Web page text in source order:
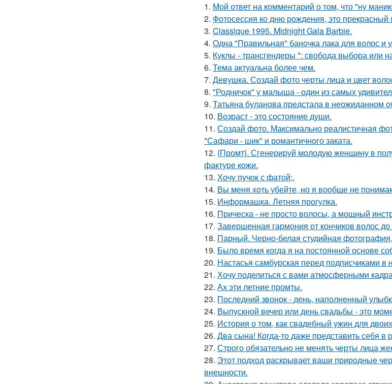
1. Мой ответ на комментарий о том, что "ну
2. Фотосессия ко дню рождения, это
3. Classique 1995. Midnight Gala Barbie.
4. Одна "Правильная" баночка лака для волос и
5. Куклы - трансгендеры *: свобода выбора или
6. Тема актуальна более чем.
7. Девушка. Создай фото черты лица и цвет
8. "Родничок" у малыша - один из самых
9. Татьяна буланова предстала в неожиданном
10. Возраст - это состояние души.
11. Создай фото. Максимально реалистичная
"Сафари - шик" и романтичного заката.
12. {Промт}. Сгенерируй молодую женщину в
фактуре кожи.
13. Хочу пучок с фатой;.
14. Вы меня хоть убейте, но я вообще не
15. Информашка. Летняя прогулка.
16. Прическа - не просто волосы, а мощный
17. Завершенная гармония от кончиков волос до
18. Парный. Черно-белая студийная
19. Было время когда я на постоянной основе
20. Настасья самбурская перед подписчиками
21. Хочу поделиться с вами атмосферными
22. Ах эти летние промты.
23. Последний звонок - день, наполненный
24. Выпускной вечер или день свадьбы - это
25. История о том, как свадебный ужин для
26. Два сына! Когда-то даже представить себя
27. Строго обязательно не менять черты лица
28. Этот подход раскрывает ваши природные
внешности.